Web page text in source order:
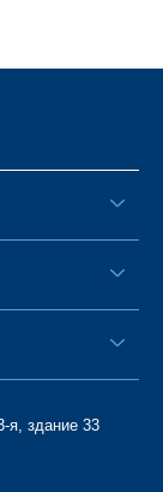
я, здание 33